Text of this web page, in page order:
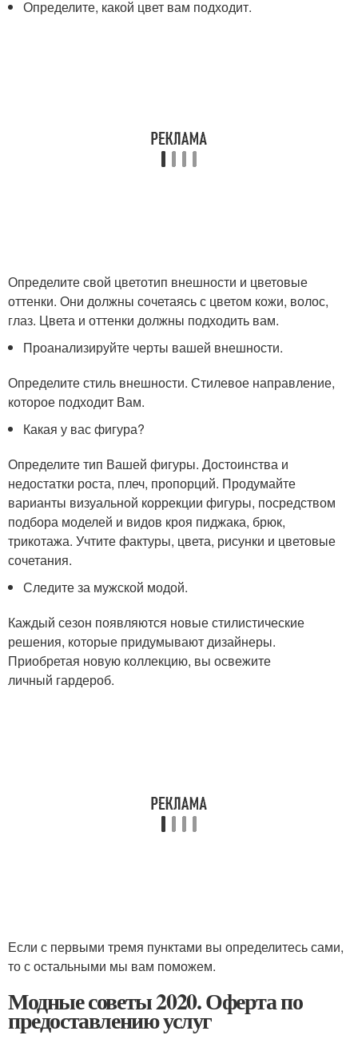
Определите, какой цвет вам подходит.
Определите свой цветотип внешности и цветовые
оттенки. Они должны сочетаясь с цветом кожи, волос,
глаз. Цвета и оттенки должны подходить вам.
Проанализируйте черты вашей внешности.
Определите стиль внешности. Стилевое направление,
которое подходит Вам.
Какая у вас фигура?
Определите тип Вашей фигуры. Достоинства и
недостатки роста, плеч, пропорций. Продумайте
варианты визуальной коррекции фигуры, посредством
подбора моделей и видов кроя пиджака, брюк,
трикотажа. Учтите фактуры, цвета, рисунки и цветовые
сочетания.
Следите за мужской модой.
Каждый сезон появляются новые стилистические
решения, которые придумывают дизайнеры.
Приобретая новую коллекцию, вы освежите
личный гардероб.
Если с первыми тремя пунктами вы определитесь сами,
то с остальными мы вам поможем.
Модные советы 2020. Оферта по
предоставлению услуг